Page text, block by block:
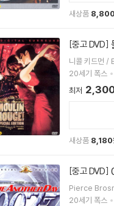
새상품 8,800
[중고 DVD]
니콜 키드먼
20세기 폭스
최저
새상품 8,180
[중고 DVD]
Pierce
20세기 폭스